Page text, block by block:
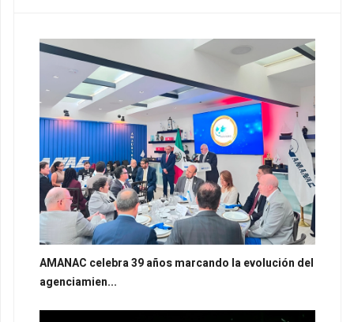
AMANAC celebra 39 años marcando la evolución del
agenciamien...